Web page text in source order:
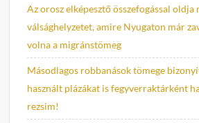
Az orosz elképesztő összefogással oldja
válsághelyzetet, amire Nyugaton már
volna a migránstömeg
Másodlagos robbanások tömege
használt plázákat is fegyverraktárként
rezsim!